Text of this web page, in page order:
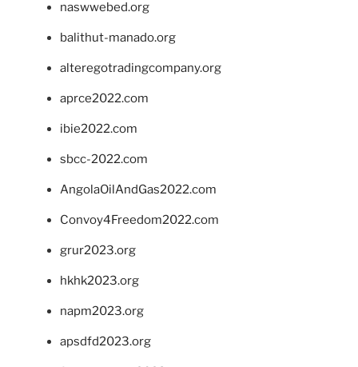
naswwebed.org
balithut-manado.org
alteregotradingcompany.org
aprce2022.com
ibie2022.com
sbcc-2022.com
AngolaOilAndGas2022.com
Convoy4Freedom2022.com
grur2023.org
hkhk2023.org
napm2023.org
apsdfd2023.org